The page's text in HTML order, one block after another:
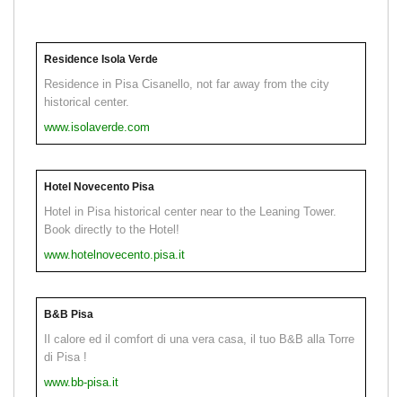
Residence Isola Verde
Residence in Pisa Cisanello, not far away from the city
historical center.
www.isolaverde.com
Hotel Novecento Pisa
Hotel in Pisa historical center near to the Leaning Tower.
Book directly to the Hotel!
www.hotelnovecento.pisa.it
B&B Pisa
Il calore ed il comfort di una vera casa, il tuo B&B alla Torre
di Pisa !
www.bb-pisa.it